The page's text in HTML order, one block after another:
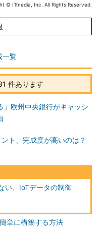
© ITmedia, Inc. All Rights Reserved.
一覧
件あります
」欧州中央銀行がキャッシ
ト、完成度が高いのは？
い、IoTデータの制御
単に構築する方法